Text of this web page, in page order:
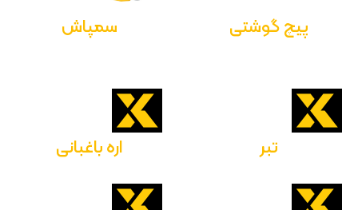
پیچ گوشتی سمپاش
تبر اره باغبانی